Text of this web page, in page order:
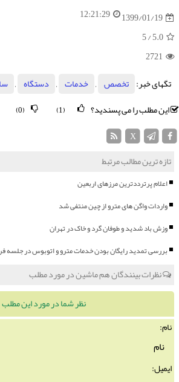
1399/01/19
12:21:29
5.0
/ 5
2721
تگهای خبر:
تخصص , خدمات , دستگاه ,
این مطلب را می پسندید؟
(0)
تازه ترین مطالب مرتبط
اعلام پرترددترین مرزهای اربعین
واردات واگن های مترو از چین منتفی شد
وزش باد شدید و طوفان گرد و خاک در تهران
بررسی تمدید رایگان بودن خدمات مترو و اتوبوس در جلسه
نظرات بینندگان هم ماشین در مورد مطلب
نظر شما در مورد این مطلب
نام:
ایمیل: